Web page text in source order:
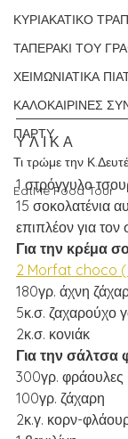
ΚΥΡΙΑΚΑΤΙΚΟ
ΤΑΠΕΡΑΚΙ ΤΟΥ
ΧΕΙΜΩΝΙΑΤΙΚΑ
ΚΑΛΟΚΑΙΡΙΝΕΣ
ΠΑΡΤΥ
Τι τρώμε την
EatMe Food Tour
Υ Λ Ι Κ Α
1 στρόγγυλο
15 σοκολατένια
επιπλέον για τον
Για την κρέμα
2 Morfat choco (
180γρ. άχνη
5κ.σ. ζαχαρούχο
2κ.σ. κονιάκ
Για την σάλτσα
300γρ. φράουλες
100γρ. ζάχαρη
2κ.γ. κορν-